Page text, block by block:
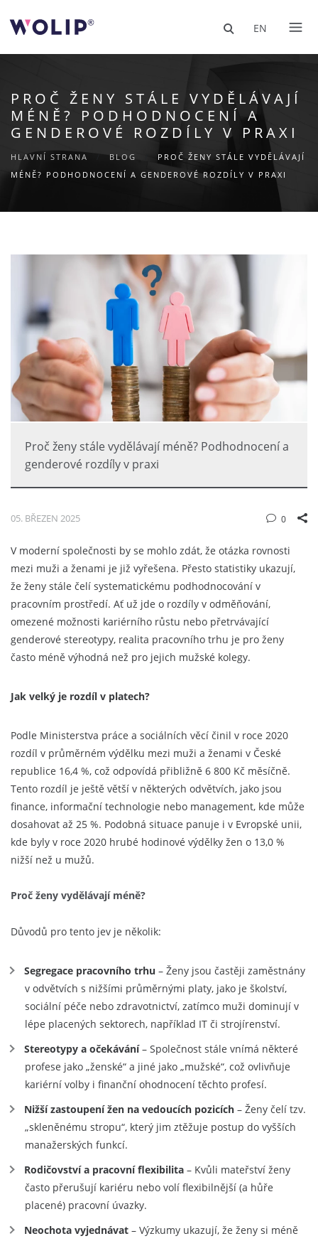
EN
PROČ ŽENY STÁLE VYDĚLÁVAJÍ
MÉNĚ? PODHODNOCENÍ A
GENDEROVÉ ROZDÍLY V PRAXI
HLAVNÍ STRANA BLOG
PROČ ŽENY STÁLE VYDĚLÁVAJÍ
MÉNĚ? PODHODNOCENÍ A GENDEROVÉ ROZDÍLY V PRAXI
Proč ženy stále vydělávají méně? Podhodnocení a
genderové rozdíly v praxi
0
05. BŘEZEN 2025
V moderní společnosti by se mohlo zdát, že otázka rovnosti
mezi muži a ženami je již vyřešena. Přesto statistiky ukazují,
že ženy stále čelí systematickému podhodnocování v
pracovním prostředí. Ať už jde o rozdíly v odměňování,
omezené možnosti kariérního růstu nebo přetrvávající
genderové stereotypy, realita pracovního trhu je pro ženy
často méně výhodná než pro jejich mužské kolegy.
Jak velký je rozdíl v platech?
Podle Ministerstva práce a sociálních věcí činil v roce 2020
rozdíl v průměrném výdělku mezi muži a ženami v České
republice 16,4 %, což odpovídá přibližně 6 800 Kč měsíčně.
Tento rozdíl je ještě větší v některých odvětvích, jako jsou
finance, informační technologie nebo management, kde může
dosahovat až 25 %. Podobná situace panuje i v Evropské unii,
kde byly v roce 2020 hrubé hodinové výdělky žen o 13,0 %
nižší než u mužů.
Proč ženy vydělávají méně?
Důvodů pro tento jev je několik:
Segregace pracovního trhu – Ženy jsou častěji zaměstnány
v odvětvích s nižšími průměrnými platy, jako je školství,
sociální péče nebo zdravotnictví, zatímco muži dominují v
lépe placených sektorech, například IT či strojírenství.
Stereotypy a očekávání– Společnost stále vnímá některé
profese jako „ženské“ a jiné jako „mužské“, což ovlivňuje
kariérní volby i finanční ohodnocení těchto profesí.
Nižší zastoupení žen na vedoucích pozicích – Ženy čelí tzv.
„skleněnému stropu“, který jim ztěžuje postup do vyšších
manažerských funkcí.
Rodičovství a pracovní flexibilita – Kvůli mateřství ženy
často přerušují kariéru nebo volí flexibilnější (a hůře
placené) pracovní úvazky.
Neochota vyjednávat – Výzkumy ukazují, že ženy si méně